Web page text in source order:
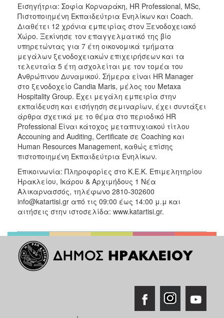
Εισηγήτρια: Σοφία Κορναράκη, HR Professional, MSc,
Πιστοποιημένη Εκπαιδεύτρια Ενηλίκων και Coach.
Διαθέτει 12 χρόνια εμπειρίας στον Ξενοδοχειακό
Χώρο. Ξεκίνησε τον επαγγελματικό της βίο
υπηρετώντας για 7 έτη οικονομικά τμήματα
μεγάλων ξενοδοχειακών επιχειρήσεων και τα
τελευταία 5 έτη ασχολείται με τον τομέα του
Ανθρώπινου Δυναμικού. Σήμερα είναι HR Manager
στο ξενοδοχείο Candia Maris, μέλος του Metaxa
Hospitality Group. Έχει μεγάλη εμπειρία στην
εκπαίδευση και εισήγηση σεμιναρίων, έχει συντάξει
άρθρα σχετικά με το θέμα στο περιοδικό ΗR
Professional Είναι κάτοχος μεταπτυχιακού τίτλου
Accouning and Auditing, Certificate σε Coaching και
Human Resources Management, καθώς επίσης
πιστοποιημένη Εκπαιδεύτρια Ενηλίκων.
Επικοινωνία: Πληροφορίες στο Κ.Ε.Κ. Επιμελητηρίου
Ηρακλείου, Ικάρου & Αρχιμήδους 1 Νέα
Αλικαρνασσός, τηλέφωνο 2810-302600
info@katartisi.gr από τις 09:00 έως 14:00 μ.μ και
αιτήσεις στην ιστοσελίδα: www.katartisi.gr.